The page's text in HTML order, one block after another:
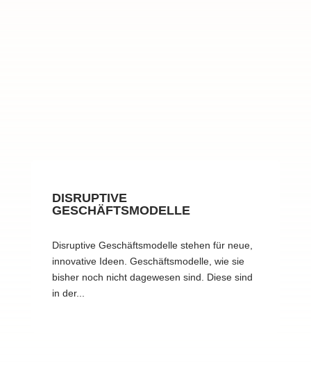
DISRUPTIVE
GESCHÄFTSMODELLE
Disruptive Geschäftsmodelle stehen für neue,
innovative Ideen. Geschäftsmodelle, wie sie
bisher noch nicht dagewesen sind. Diese sind
in der...